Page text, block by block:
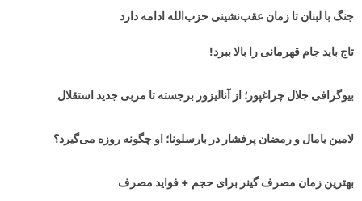
جنگ با لبنان تا زمان عقب‌نشینی حزب‌الله ادامه دارد
تاج باید جام قهرمانی را بالا ببرد!
بیوگرافی جلال چراغپور؛ از آنالیزور برجسته تا مربی جدید استقلال
لامین یامال و رمضان پرفشار در بارسلونا؛ او چگونه روزه می‌گیرد؟
بهترین زمان مصرف گینر برای حجم + فواید مصرف